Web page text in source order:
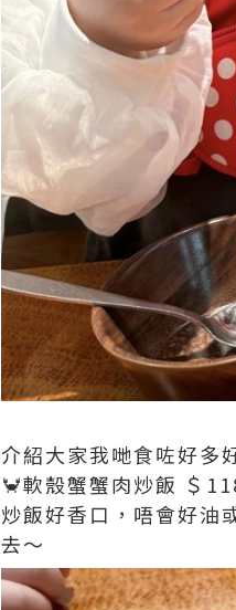
介紹大家我哋食咗好多
🦀軟殼蟹蟹肉炒飯 ＄
炒飯好香口，唔會好油
去～